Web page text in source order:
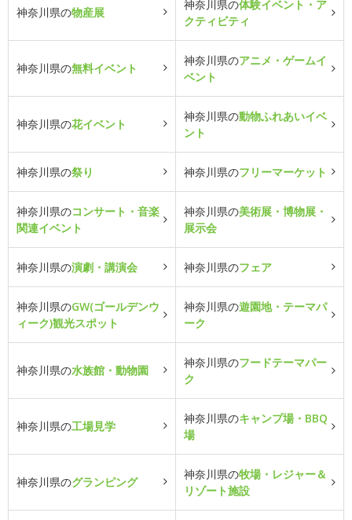
神奈川県の物産展
神奈川県の体験イベント・ア
クティビティ
神奈川県の無料イベント
神奈川県のアニメ・ゲームイ
ベント
神奈川県の花イベント
神奈川県の動物ふれあいイベ
ント
神奈川県の祭り 神奈川県のフリーマーケット
神奈川県のコンサート・音楽
関連イベント
神奈川県の美術展・博物展・
展示会
神奈川県の演劇・講演会 神奈川県のフェア
神奈川県のGW(ゴールデンウ
ィーク)観光スポット
神奈川県の遊園地・テーマパ
ーク
神奈川県の水族館・動物園
神奈川県のフードテーマパー
ク
神奈川県の工場見学
神奈川県のキャンプ場・BBQ
場
神奈川県のグランピング
神奈川県の牧場・レジャー＆
リゾート施設